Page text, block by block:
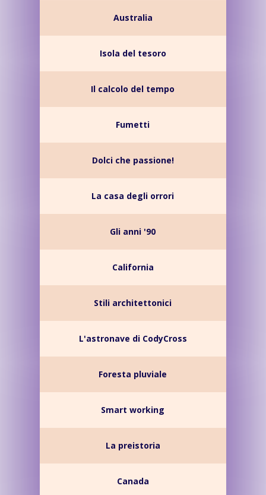
Australia
Isola del tesoro
Il calcolo del tempo
Fumetti
Dolci che passione!
La casa degli orrori
Gli anni '90
California
Stili architettonici
L'astronave di CodyCross
Foresta pluviale
Smart working
La preistoria
Canada